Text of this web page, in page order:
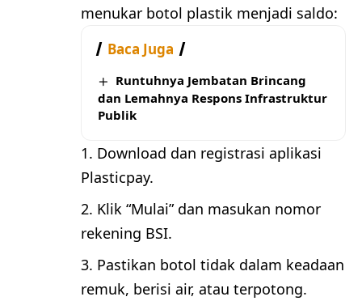
menukar botol plastik menjadi saldo:
Baca Juga
Runtuhnya Jembatan Brincang
dan Lemahnya Respons Infrastruktur
Publik
Download dan registrasi aplikasi
Plasticpay.
Klik “Mulai” dan masukan nomor
rekening BSI.
Pastikan botol tidak dalam keadaan
remuk, berisi air, atau terpotong.